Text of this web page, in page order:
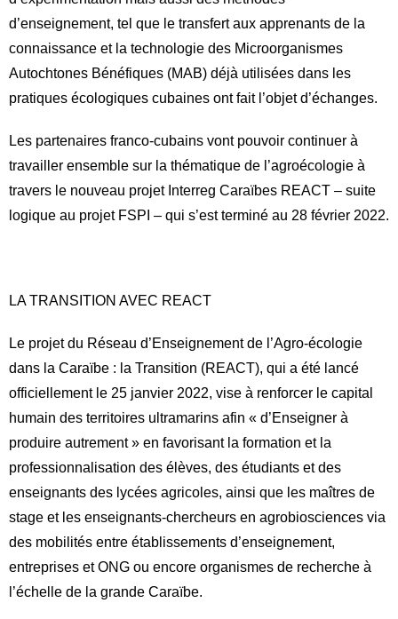
d’enseignement, tel que le transfert aux apprenants de la
connaissance et la technologie des Microorganismes
Autochtones Bénéfiques (MAB) déjà utilisées dans les
pratiques écologiques cubaines ont fait l’objet d’échanges.
Les partenaires franco-cubains vont pouvoir continuer à
travailler ensemble sur la thématique de l’agroécologie à
travers le nouveau projet Interreg Caraïbes REACT – suite
logique au projet FSPI – qui s’est terminé au 28 février 2022.
LA TRANSITION AVEC REACT
Le projet du Réseau d’Enseignement de l’Agro-écologie
dans la Caraïbe : la Transition (REACT), qui a été lancé
officiellement le 25 janvier 2022, vise à renforcer le capital
humain des territoires ultramarins afin « d’Enseigner à
produire autrement » en favorisant la formation et la
professionnalisation des élèves, des étudiants et des
enseignants des lycées agricoles, ainsi que les maîtres de
stage et les enseignants-chercheurs en agrobiosciences via
des mobilités entre établissements d’enseignement,
entreprises et ONG ou encore organismes de recherche à
l’échelle de la grande Caraïbe.